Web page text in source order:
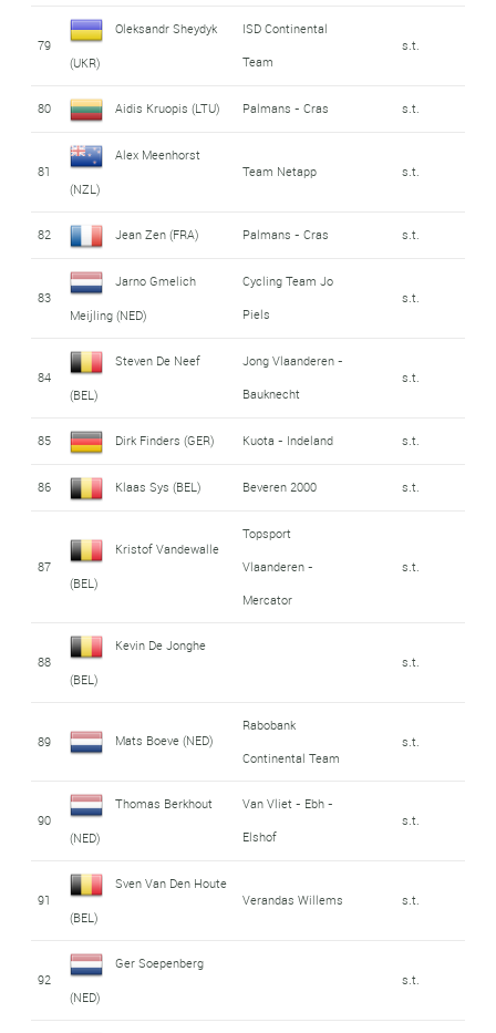
79
Oleksandr Sheydyk
(UKR)
ISD Continental
Team
s.t.
80 Aidis Kruopis (LTU) Palmans - Cras s.t.
81
Alex Meenhorst
(NZL)
Team Netapp s.t.
82 Jean Zen (FRA) Palmans - Cras s.t.
83
Jarno Gmelich
Meijling (NED)
Cycling Team Jo
Piels
s.t.
84
Steven De Neef
(BEL)
Jong Vlaanderen -
Bauknecht
s.t.
85 Dirk Finders (GER) Kuota - Indeland s.t.
86 Klaas Sys (BEL) Beveren 2000 s.t.
87
Kristof Vandewalle
(BEL)
Topsport
Vlaanderen -
Mercator
s.t.
88
Kevin De Jonghe
(BEL)
s.t.
89 Mats Boeve (NED)
Rabobank
Continental Team
s.t.
90
Thomas Berkhout
(NED)
Van Vliet - Ebh -
Elshof
s.t.
91
Sven Van Den Houte
(BEL)
Verandas Willems s.t.
92
Ger Soepenberg
(NED)
s.t.